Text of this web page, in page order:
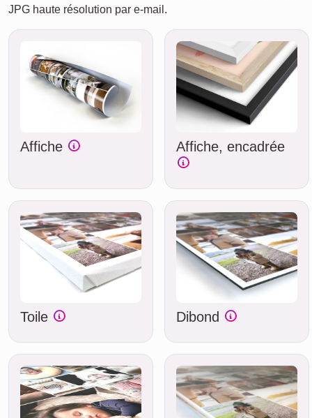
JPG haute résolution par e‑mail.
Affiche Affiche, encadrée
Toile Dibond